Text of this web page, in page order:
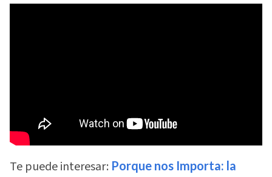
Te puede interesar: Porque nos Importa: la